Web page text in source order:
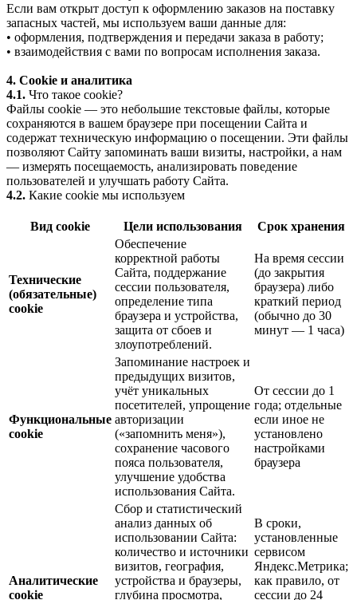
Если вам открыт доступ к оформлению заказов на поставку
запасных частей, мы используем ваши данные для:
• оформления, подтверждения и передачи заказа в работу;
• взаимодействия с вами по вопросам исполнения заказа.
4. Cookie и аналитика
4.1. Что такое cookie?
Файлы cookie — это небольшие текстовые файлы, которые
сохраняются в вашем браузере при посещении Сайта и
содержат техническую информацию о посещении. Эти файлы
позволяют Сайту запоминать ваши визиты, настройки, а нам
— измерять посещаемость, анализировать поведение
пользователей и улучшать работу Сайта.
4.2. Какие cookie мы используем
Вид cookie Цели использования Срок хранения
Технические
(обязательные)
cookie
Обеспечение
корректной работы
Сайта, поддержание
сессии пользователя,
определение типа
браузера и устройства,
защита от сбоев и
злоупотреблений.
На время сессии
(до закрытия
браузера) либо
краткий период
(обычно до 30
минут — 1 часа)
Функциональные
cookie
Запоминание настроек и
предыдущих визитов,
учёт уникальных
посетителей, упрощение
авторизации
(«запомнить меня»),
сохранение часового
пояса пользователя,
улучшение удобства
использования Сайта.
От сессии до 1
года; отдельные
если иное не
установлено
настройками
браузера
Аналитические
cookie
Сбор и статистический
анализ данных об
использовании Сайта:
количество и источники
визитов, география,
устройства и браузеры,
глубина просмотра,
В сроки,
установленные
сервисом
Яндекс.Метрика;
как правило, от
сессии до 24